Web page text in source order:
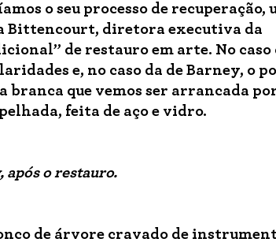
o seu processo de recuperação,
Bittencourt, diretora executiva da
de restauro em arte. No caso
e, no caso da de Barney, o
que vemos ser arrancada
feita de aço e vidro.
após o restauro.
de árvore cravado de